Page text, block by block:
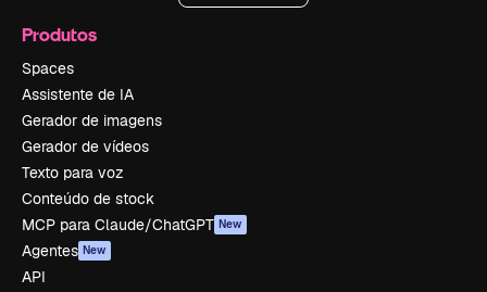
Produtos
Spaces
Assistente de IA
Gerador de imagens
Gerador de vídeos
Texto para voz
Conteúdo de stock
MCP para Claude/ChatGPT New
Agentes New
API